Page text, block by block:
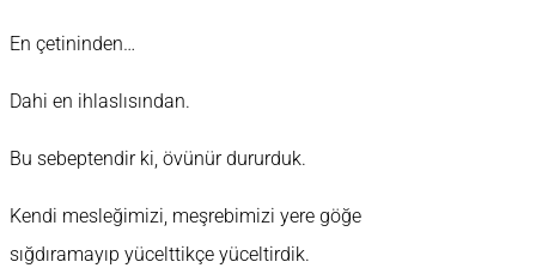
En çetininden…
Dahi en ihlaslısından.
Bu sebeptendir ki, övünür dururduk.
Kendi mesleğimizi, meşrebimizi yere göğe
sığdıramayıp yücelttikçe yüceltirdik.